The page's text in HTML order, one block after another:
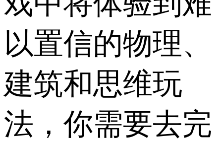
以置信的物理、
建筑和思维玩
法，你需要去完